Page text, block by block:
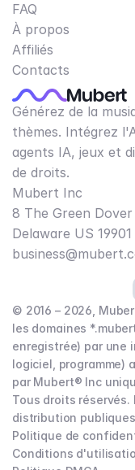
FAQ
À propos
Affiliés
Contacts
Générez de la
thèmes. Intégrez
agents IA, jeux et
de droits.
Mubert Inc
8 The Green Dover
Delaware US 19901​
© 2016 – 2026,
les domaines
enregistrée) par une
logiciel, programme)
par Mubert® Inc
Tous droits
distribution
Politique de
Conditions